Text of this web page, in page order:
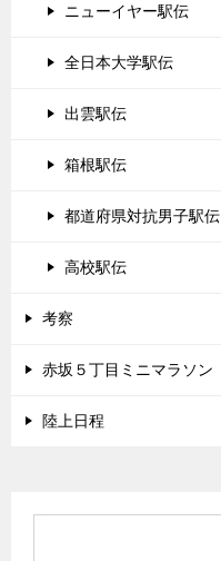
ニューイヤー駅伝
全日本大学駅伝
出雲駅伝
箱根駅伝
都道府県対抗男子駅伝
高校駅伝
考察
赤坂５丁目ミニマラソン
陸上日程